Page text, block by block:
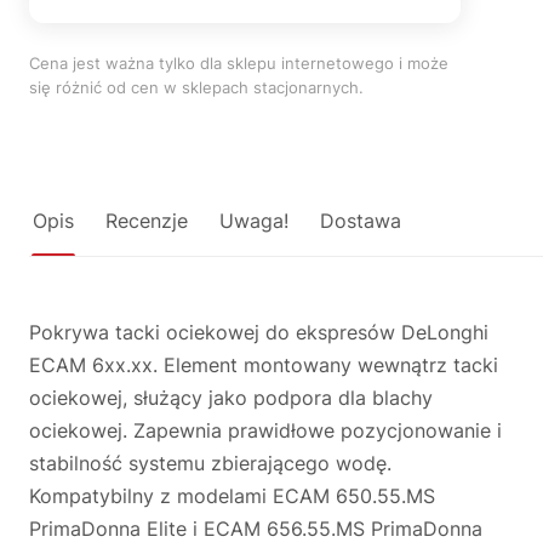
Cena jest ważna tylko dla sklepu internetowego i może
się różnić od cen w sklepach stacjonarnych.
Opis Recenzje Uwaga! Dostawa
Pokrywa tacki ociekowej do ekspresów DeLonghi
ECAM 6xx.xx. Element montowany wewnątrz tacki
ociekowej, służący jako podpora dla blachy
ociekowej. Zapewnia prawidłowe pozycjonowanie i
stabilność systemu zbierającego wodę.
Kompatybilny z modelami ECAM 650.55.MS
PrimaDonna Elite i ECAM 656.55.MS PrimaDonna